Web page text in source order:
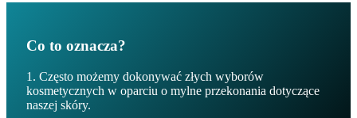
Co to oznacza?
1. Często możemy dokonywać złych wyborów
kosmetycznych w oparciu o mylne przekonania dotyczące
naszej skóry.